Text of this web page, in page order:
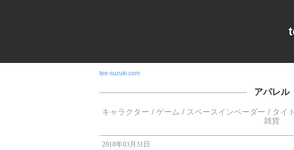
tee-suzuki.com
アパレル
キャラクター ゲーム スペースインベーダー タイ
雑貨
2018年03月31日